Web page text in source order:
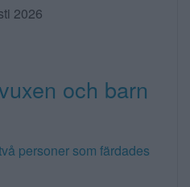
2026
och barn
personer som färdades